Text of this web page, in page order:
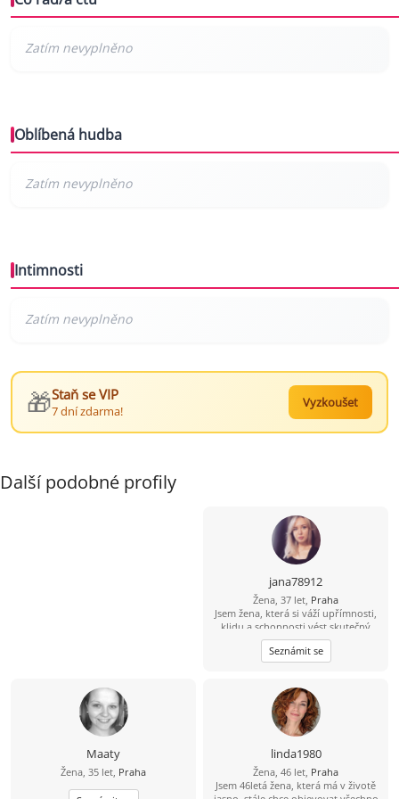
Oblíbená hudba
Intimnosti
🎁Staň se VIP
7 dní zdarma!
Vyzkoušet
Další podobné profily
jana78912
Žena, 37 let, Praha
Jsem žena, která si váží upřímnosti,
klidu a schopnosti vést skutečný
rozhovor, ne jen komunikaci „pro
formu“. Je pro mě důležité mít po
svém boku partnera, se kterým se
budoucnost, ale také jednoduše
mlčet, aniž by to bylo nepříjemné. V
životě se snažím udržovat
rovnováhu mezi osobním rozvojem
a schopností radovat se z
jednoduchých věcí – útulných
večerů, procházek, dobré kávy a
upřímných rozhovorů. Ráda
Seznámit se
Maaty
Žena, 35 let, Praha
linda1980
Žena, 46 let, Praha
Jsem 46letá žena, která má v životě